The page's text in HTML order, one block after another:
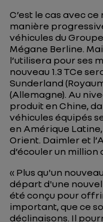
C’est le cas avec
manière
véhicules du
Mégane Berline.
l’utilisera pour ses
nouveau 1.3 TCe
Sunderland
(Allemagne). Au
produit en Chine,
véhicules équipés
en Amérique
Orient. Daimler et
d’écouler un million
« Plus qu'un
départ d'une
été conçu pour
important, que ce
déclinaisons. Il